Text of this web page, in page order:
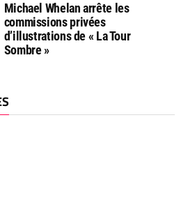
Michael Whelan arrête les
commissions privées
d’illustrations de « La Tour
Sombre »